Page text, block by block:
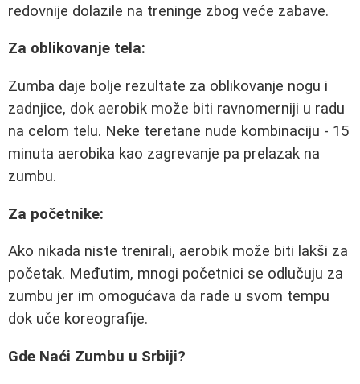
redovnije dolazile na treninge zbog veće zabave.
Za oblikovanje tela:
Zumba daje bolje rezultate za oblikovanje nogu i
zadnjice, dok aerobik može biti ravnomerniji u radu
na celom telu. Neke teretane nude kombinaciju - 15
minuta aerobika kao zagrevanje pa prelazak na
zumbu.
Za početnike:
Ako nikada niste trenirali, aerobik može biti lakši za
početak. Međutim, mnogi početnici se odlučuju za
zumbu jer im omogućava da rade u svom tempu
dok uče koreografije.
Gde Naći Zumbu u Srbiji?